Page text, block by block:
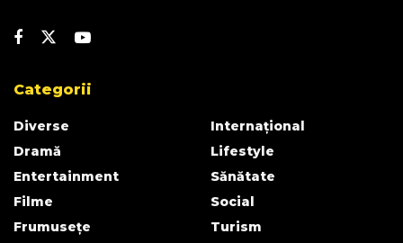
Categorii
Diverse
Dramă
Entertainment
Filme
Frumusețe
Internațional
Lifestyle
Sănătate
Social
Turism